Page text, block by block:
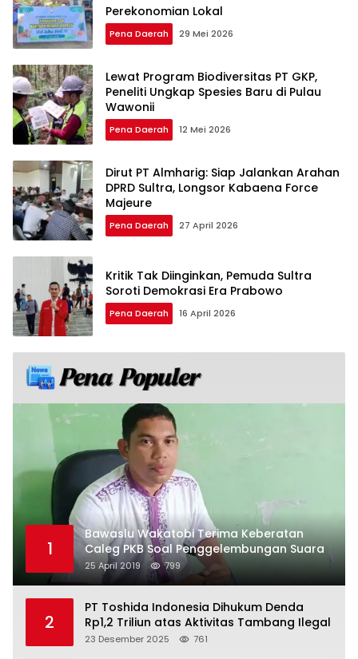
Perekonomian Lokal
Pena Daerah 29 Mei 2026
Lewat Program Biodiversitas PT GKP,
Peneliti Ungkap Spesies Baru di Pulau
Wawonii
Pena Daerah 12 Mei 2026
Dirut PT Almharig: Siap Jalankan Arahan
DPRD Sultra, Longsor Kabaena Force
Majeure
Pena Daerah 27 April 2026
Kritik Tak Diinginkan, Pemuda Sultra
Soroti Demokrasi Era Prabowo
Pena Daerah 16 April 2026
1
Bawaslu Wakatobi Terima Keberatan
Caleg PKB Soal Penggelembungan Suara
25 April 2019 799
2
PT Toshida Indonesia Dihukum Denda
Rp1,2 Triliun atas Aktivitas Tambang Ilegal
23 Desember 2025 761